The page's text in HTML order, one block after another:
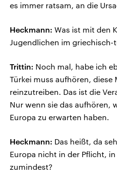
es immer ratsam, an die
Heckmann: Was ist mit den
Jugendlichen im griechisch-
Trittin: Noch mal, habe ich
Türkei muss aufhören, diese
reinzutreiben. Das ist die
Nur wenn sie das aufhören,
Europa zu erwarten haben.
Heckmann: Das heißt, da
Europa nicht in der Pflicht,
zumindest?